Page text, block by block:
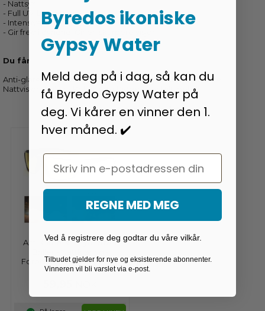
- Nattsyn
- Full UV-beskyttelse
- Intensiverer farger
- Gir fred i øynene. Gir en skarpere visjon
Du får
Anti-glare Polarizer Solbriller - Kobberlegering - Bilførere
Nattvisionsbriller - Polariserte Kjørebriller Biltilbehør
Relaterte produkter
Anti-Glare Nattsyn Driver
Forbedret Lysbriller Mote
Solbri...
Byredos ikoniske
Gypsy Water
Meld deg på i dag, så kan du
få Byredo Gypsy Water på
deg. Vi kårer en vinner den 1.
hver måned. ✔️
Email
REGNE MED MEG
Ved å registrere deg godtar du våre vilkår.
Tilbudet gjelder for nye og eksisterende abonnenter.
Vinneren vil bli varslet via e-post.